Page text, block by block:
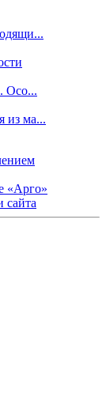
Осо...
из ма...
«Арго»
сайта